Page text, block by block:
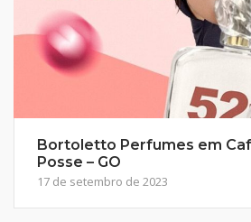
Bortoletto Perfumes em
Posse – GO
17 de setembro de 2023